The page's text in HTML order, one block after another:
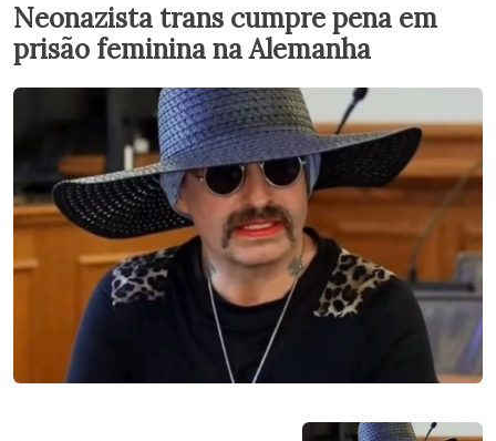
Neonazista trans cumpre pena em
prisão feminina na Alemanha